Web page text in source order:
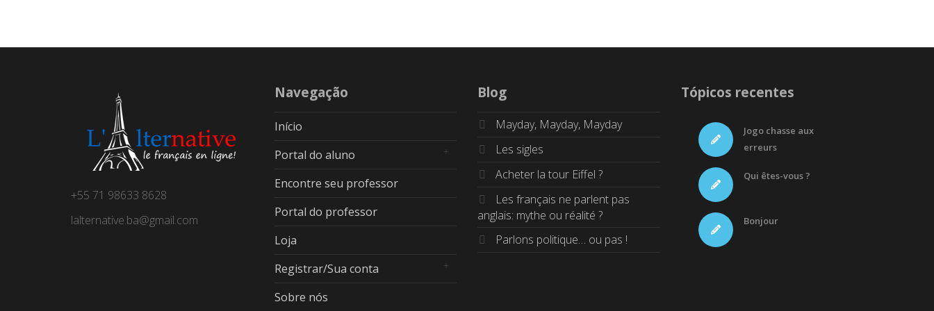
+55 71 98633 8628
lalternative.ba@gmail.com
Navegação
Início
Portal do aluno
Encontre seu professor
Portal do professor
Loja
Registrar/Sua conta
Sobre nós
Blog
Mayday, Mayday, Mayday
Les sigles
Acheter la tour Eiffel ?
Les français ne parlent pas
anglais: mythe ou réalité ?
Parlons politique… ou pas !
Tópicos recentes
Jogo chasse aux
erreurs
Qui êtes-vous ?
Bonjour